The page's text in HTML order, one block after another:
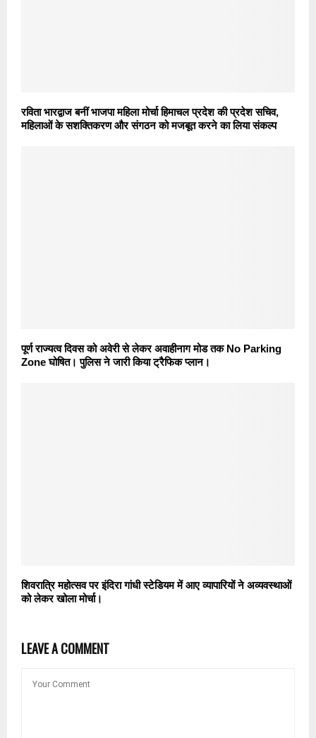
रविता भारद्वाज बनीं भाजपा महिला मोर्चा हिमाचल प्रदेश की प्रदेश सचिव,
महिलाओं के सशक्तिकरण और संगठन को मजबूत करने का लिया संकल्प
पूर्ण राज्यत्व दिवस को अवेरी से लेकर अवाहीनाग मोड तक No Parking
Zone घोषित। पुलिस ने जारी किया ट्रैफिक प्लान।
शिवरात्रि महोत्सव पर इंदिरा गांधी स्टेडियम में आए व्यापारियों ने अव्यवस्थाओं
को लेकर खोला मोर्चा।
LEAVE A COMMENT